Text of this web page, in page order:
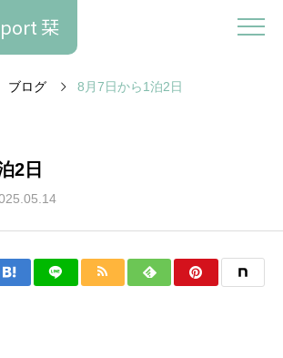
栞
ブログ 8月7日から1泊2日
2日